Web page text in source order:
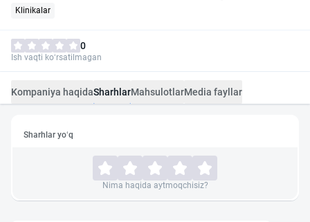
Klinikalar
0
Ish vaqti ko‘rsatilmagan
Kompaniya haqidaSharhlarMahsulotlarMedia fayllar
Sharhlar yo‘q
Nima haqida aytmoqchisiz?